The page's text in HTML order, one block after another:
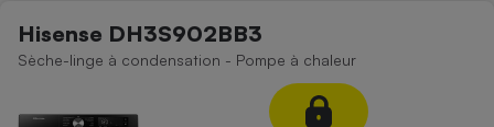
Hisense DH3S902BB3
Sèche-linge à condensation - Pompe à chaleur